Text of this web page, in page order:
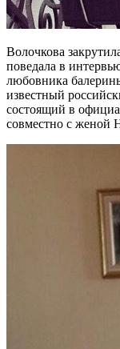
Волочкова
поведала в
любовника
известный
состоящий в
совместно с женой